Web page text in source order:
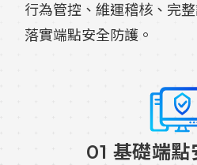
行為管控、維運稽核、完
落實端點安全防護。
01 基礎端點